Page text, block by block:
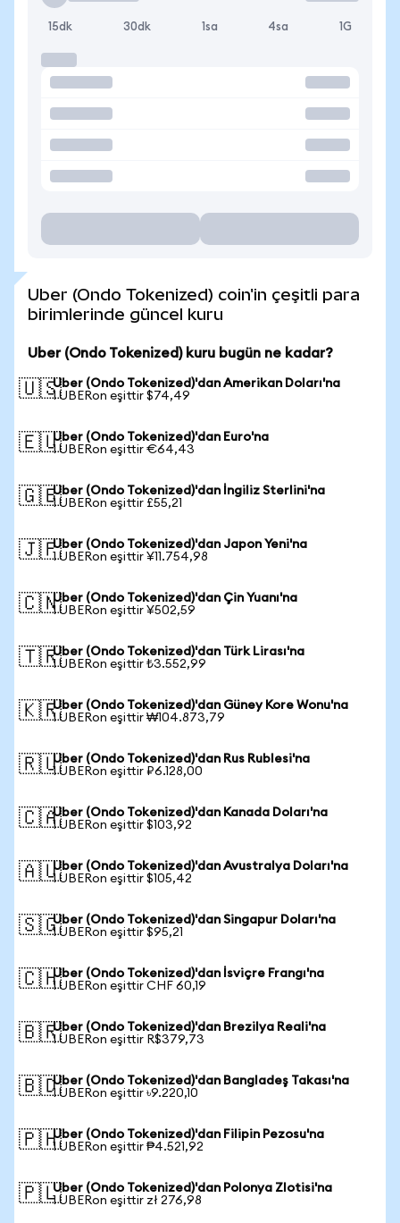
15dk 30dk 1sa 4sa 1G
Uber (Ondo Tokenized) coin'in çeşitli para
birimlerinde güncel kuru
Uber (Ondo Tokenized) kuru bugün ne kadar?
🇺🇸Uber (Ondo Tokenized)'dan Amerikan Doları'na
1 UBERon eşittir $74,49
🇪🇺Uber (Ondo Tokenized)'dan Euro'na
1 UBERon eşittir €64,43
🇬🇧Uber (Ondo Tokenized)'dan İngiliz Sterlini'na
1 UBERon eşittir £55,21
🇯🇵Uber (Ondo Tokenized)'dan Japon Yeni'na
1 UBERon eşittir ¥11.754,98
🇨🇳Uber (Ondo Tokenized)'dan Çin Yuanı'na
1 UBERon eşittir ¥502,59
🇹🇷Uber (Ondo Tokenized)'dan Türk Lirası'na
1 UBERon eşittir ₺3.552,99
🇰🇷Uber (Ondo Tokenized)'dan Güney Kore Wonu'na
1 UBERon eşittir ₩104.873,79
🇷🇺Uber (Ondo Tokenized)'dan Rus Rublesi'na
1 UBERon eşittir ₽6.128,00
🇨🇦Uber (Ondo Tokenized)'dan Kanada Doları'na
1 UBERon eşittir $103,92
🇦🇺Uber (Ondo Tokenized)'dan Avustralya Doları'na
1 UBERon eşittir $105,42
🇸🇬Uber (Ondo Tokenized)'dan Singapur Doları'na
1 UBERon eşittir $95,21
🇨🇭Uber (Ondo Tokenized)'dan İsviçre Frangı'na
1 UBERon eşittir CHF 60,19
🇧🇷Uber (Ondo Tokenized)'dan Brezilya Reali'na
1 UBERon eşittir R$379,73
🇧🇩Uber (Ondo Tokenized)'dan Bangladeş Takası'na
1 UBERon eşittir ৳9.220,10
🇵🇭Uber (Ondo Tokenized)'dan Filipin Pezosu'na
1 UBERon eşittir ₱4.521,92
🇵🇱Uber (Ondo Tokenized)'dan Polonya Zlotisi'na
1 UBERon eşittir zł 276,98